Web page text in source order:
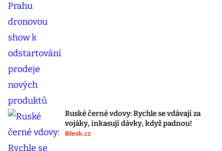
Ruské černé vdovy: Rychle se vdávají za
vojáky, inkasují dávky, když padnou!
Blesk.cz